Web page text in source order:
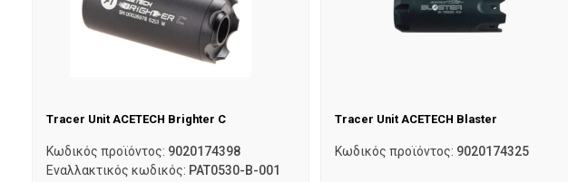
Tracer Unit ACETECH Brighter C
Κωδικός προϊόντος: 9020174398
Εναλλακτικός κωδικός: PAT0530-B-001
Tracer Unit ACETECH Blaster
Κωδικός προϊόντος: 9020174325